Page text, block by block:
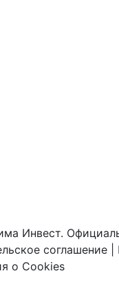
Инвест.
соглашение
о Cookies